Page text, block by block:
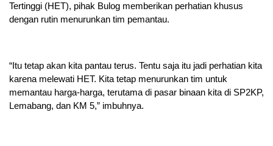
Tertinggi (HET), pihak Bulog memberikan perhatian khusus
dengan rutin menurunkan tim pemantau.
“Itu tetap akan kita pantau terus. Tentu saja itu jadi perhatian kita
karena melewati HET. Kita tetap menurunkan tim untuk
memantau harga-harga, terutama di pasar binaan kita di SP2KP,
Lemabang, dan KM 5,” imbuhnya.